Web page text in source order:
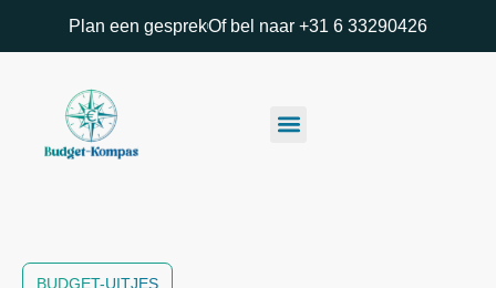
Plan een gesprekOf bel naar +31 6 33290426
BUDGET-UITJES